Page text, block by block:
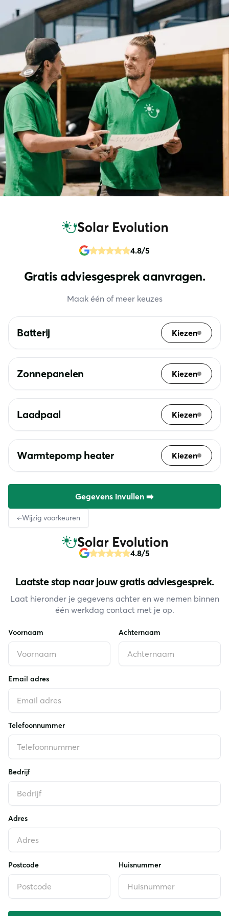
4.8/5
Gratis adviesgesprek aanvragen.
Maak één of meer keuzes
Batterij Kiezen
Zonnepanelen Kiezen
Laadpaal Kiezen
Warmtepomp heater Kiezen
Gegevens invullen ➡️
Wijzig voorkeuren
4.8/5
Laatste stap naar jouw gratis adviesgesprek.
Laat hieronder je gegevens achter en we nemen binnen
één werkdag contact met je op.
Voornaam Achternaam
Email adres
Telefoonnummer
Bedrijf
Adres
Postcode Huisnummer